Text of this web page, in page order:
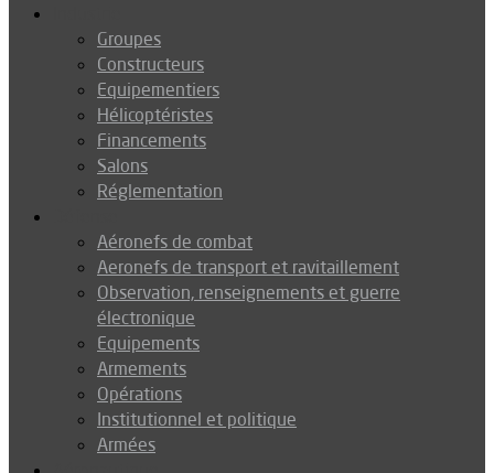
Groupes
Constructeurs
Equipementiers
Hélicoptéristes
Financements
Salons
Réglementation
Aéronefs de combat
Aeronefs de transport et ravitaillement
Observation, renseignements et guerre
électronique
Equipements
Armements
Opérations
Institutionnel et politique
Armées